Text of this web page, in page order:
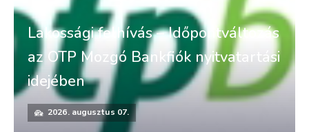
Lakossági felhívás – Időpontváltozás
az OTP Mozgó Bankfiók nyitvatartási
idejében
2026. augusztus 07.